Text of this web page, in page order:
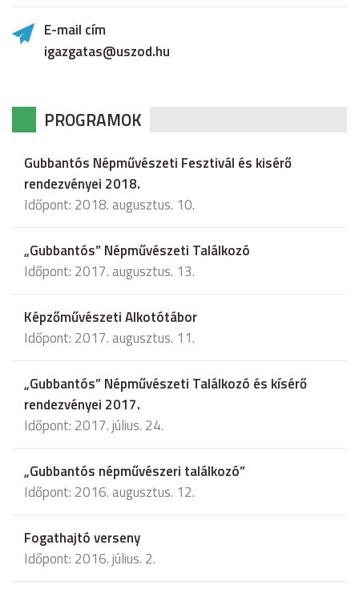
E-mail cím
igazgatas@uszod.hu
PROGRAMOK
Gubbantós Népművészeti Fesztivál és kisérő
rendezvényei 2018.
Időpont: 2018. augusztus. 10.
„Gubbantós” Népművészeti Találkozó
Időpont: 2017. augusztus. 13.
Képzőművészeti Alkotótábor
Időpont: 2017. augusztus. 11.
„Gubbantós” Népművészeti Találkozó és kísérő
rendezvényei 2017.
Időpont: 2017. július. 24.
„Gubbantós népművészeri találkozó”
Időpont: 2016. augusztus. 12.
Fogathajtó verseny
Időpont: 2016. július. 2.